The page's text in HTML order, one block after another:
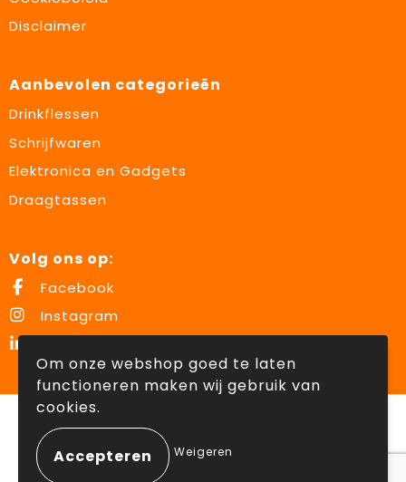
Disclaimer
Aanbevolen categorieën
Drinkflessen
Schrijfwaren
Elektronica en Gadgets
Draagtassen
Volg ons op:
Facebook
Instagram
© Copyright Lowette Gifts 2026
Om onze webshop goed te laten
functioneren maken wij gebruik van
cookies.
Weigeren